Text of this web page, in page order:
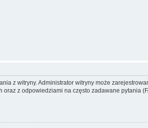
z witryny. Administrator witryny może
z odpowiedziami na często zadawane pytania